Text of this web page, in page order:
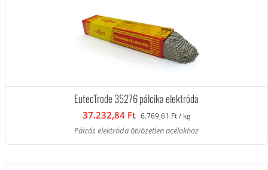
EutecTrode 35276 pálcika elektróda
37.232,84 Ft 6.769,61 Ft / kg
Pálcás elektróda ötvözetlen acélokhoz